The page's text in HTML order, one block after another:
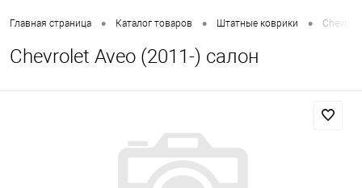
Главная страница • Каталог товаров • Штатные коврики •
Chevrolet Aveo (2011-) салон